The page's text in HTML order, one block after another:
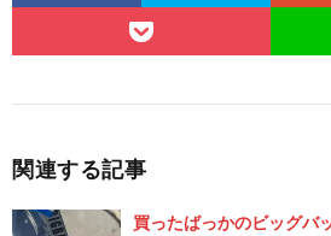
関連する記事
買ったばっかのビッグバ